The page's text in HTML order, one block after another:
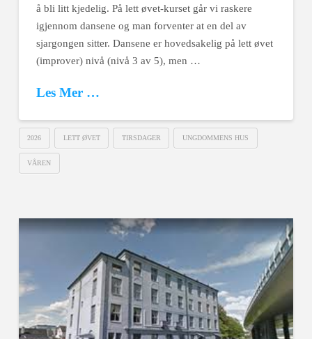
å bli litt kjedelig. På lett øvet-kurset går vi raskere
igjennom dansene og man forventer at en del av
sjargongen sitter. Dansene er hovedsakelig på lett øvet
(improver) nivå (nivå 3 av 5), men …
Les Mer …
2026 LETT ØVET TIRSDAGER UNGDOMMENS HUS
VÅREN